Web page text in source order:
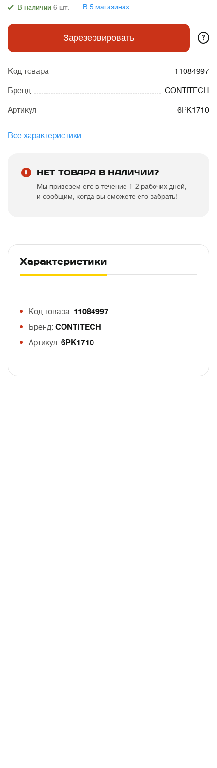
В наличии 6 шт. В 5 магазинах
Зарезервировать ?
Код товара 11084997
Бренд CONTITECH
Артикул 6PK1710
Все характеристики
НЕТ ТОВАРА В НАЛИЧИИ?
Мы привезем его в течение 1-2 рабочих дней,
и сообщим, когда вы сможете его забрать!
Характеристики
Код товара: 11084997
Бренд: CONTITECH
Артикул: 6PK1710